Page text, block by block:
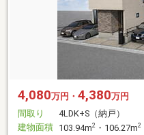
4,080万円・ 4,380万円
間取り
4LDK+S（納戸）
建物面積 103.94m2 ・106.27m2